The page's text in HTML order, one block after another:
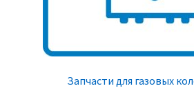
Запчасти для газовых